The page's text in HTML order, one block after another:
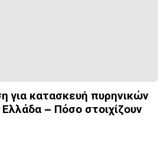
για κατασκευή πυρηνικών
– Πόσο στοιχίζουν